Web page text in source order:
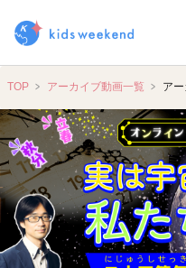
TOP アーカイブ動画一覧 ア